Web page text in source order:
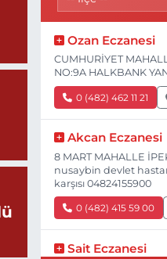
Ozan Eczanesi
CUMHURİYET
NO:9A HALKBANK
0 (482) 462 11 21
Akcan Eczanesi
8 MART MAHALLE
nusaybin devlet
karşısı 04824155900
0 (482) 415 59 00
Sait Eczanesi